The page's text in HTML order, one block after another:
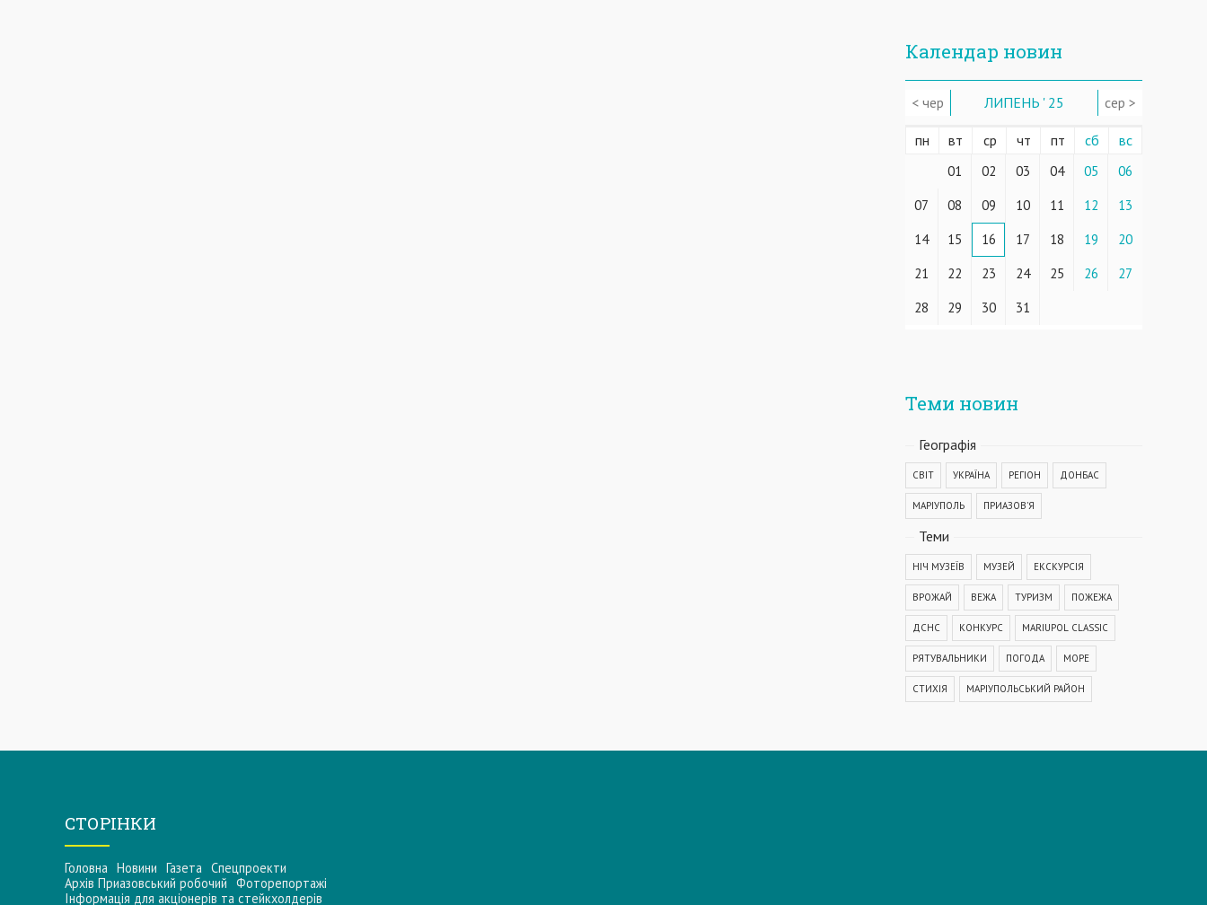
Календар новин
< чер ЛИПЕНЬ ' 25 сер >
пн вт ср чт пт сб вс
01 02 03 04 05
06
07
08 09 10 11 12
13
14
15 16 17 18 19
20
21
22 23 24 25 26
27
28
29 30 31
Теми новин
Географiя
СВІТ УКРАЇНА РЕГІОН ДОНБАС
МАРІУПОЛЬ ПРИАЗОВ'Я
Теми
НІЧ МУЗЕЇВ МУЗЕЙ ЕКСКУРСІЯ
ВРОЖАЙ ВЕЖА ТУРИЗМ ПОЖЕЖА
ДСНС КОНКУРС MARIUPOL CLASSIC
РЯТУВАЛЬНИКИ ПОГОДА МОРЕ
СТИХІЯ МАРІУПОЛЬСЬКИЙ РАЙОН
ПОЛІЦІЯ ПОДІЯ АВАРІЯ МЕДИЦИНА
СТОРІНКИ
Головна Новини Газета Спецпроекти
Архів Приазовський робочий Фоторепортажі
Інформацiя для акцiонерiв та стейкхолдерiв